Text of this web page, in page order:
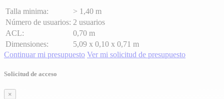
Talla minima:
> 1,40 m
Número de usuarios: 2 usuarios
ACL:
0,70 m
Dimensiones:
5,09 x 0,10 x 0,71 m
Continuar mi presupuesto Ver mi solicitud de presupuesto
Solicitud de acceso
×